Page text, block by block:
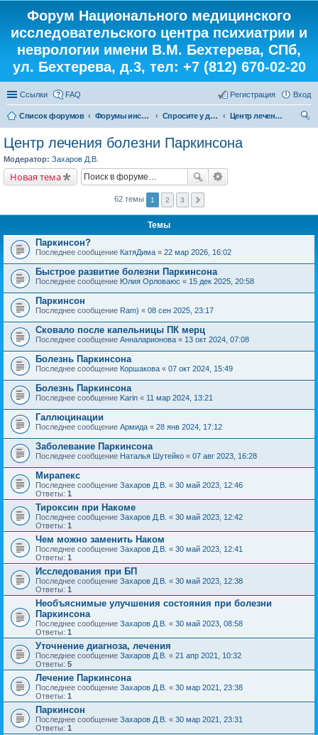
Форум Национального медицинского
исследовательского центра психиатрии и
неврологии имени В.М. Бехтерева, СПб,
ул. Бехтерева, д.3, тел: +7 (812) 670-02-20
Ссылки FAQ Вход
Регистрация
Список форумов Форумы института Спросите у доктора
Центр лечения болезни Паркинсона
Центр лечения болезни Паркинсона
Модератор: Захаров Д.В.
Новая тема
62 темы 1 2 3
Темы
Паркинсон?
Последнее сообщение КатяДима « 22 мар 2026, 16:02
Быстрое развитие болезни Паркинсона
Последнее сообщение Юлия Орловаюс « 15 дек 2025, 20:58
Паркинсон
Последнее сообщение Ram) « 08 сен 2025, 23:17
Сковало после капельницы ПК мерц
Последнее сообщение Анналарионова « 13 окт 2024, 07:08
Болезнь Паркинсона
Последнее сообщение Коршакова « 07 окт 2024, 15:49
Болезнь Паркинсона
Последнее сообщение Karin « 11 мар 2024, 13:21
Галлюцинации
Последнее сообщение Армида « 28 янв 2024, 17:12
Заболевание Паркинсона
Последнее сообщение Наталья Шутейко « 07 авг 2023, 16:28
Мирапекс
Последнее сообщение Захаров Д.В. « 30 май 2023, 12:46
Ответы: 1
Тироксин при Накоме
Последнее сообщение Захаров Д.В. « 30 май 2023, 12:42
Ответы: 1
Чем можно заменить Наком
Последнее сообщение Захаров Д.В. « 30 май 2023, 12:41
Ответы: 1
Исследования при БП
Последнее сообщение Захаров Д.В. « 30 май 2023, 12:38
Ответы: 1
Необъяснимые улучшения состояния при болезни
Паркинсона
Последнее сообщение Захаров Д.В. « 30 май 2023, 08:58
Ответы: 1
Уточнение диагноза, лечения
Последнее сообщение Захаров Д.В. « 21 апр 2021, 10:32
Ответы: 5
Лечение Паркинсона
Последнее сообщение Захаров Д.В. « 30 мар 2021, 23:38
Ответы: 1
Паркинсон
Последнее сообщение Захаров Д.В. « 30 мар 2021, 23:31
Ответы: 1